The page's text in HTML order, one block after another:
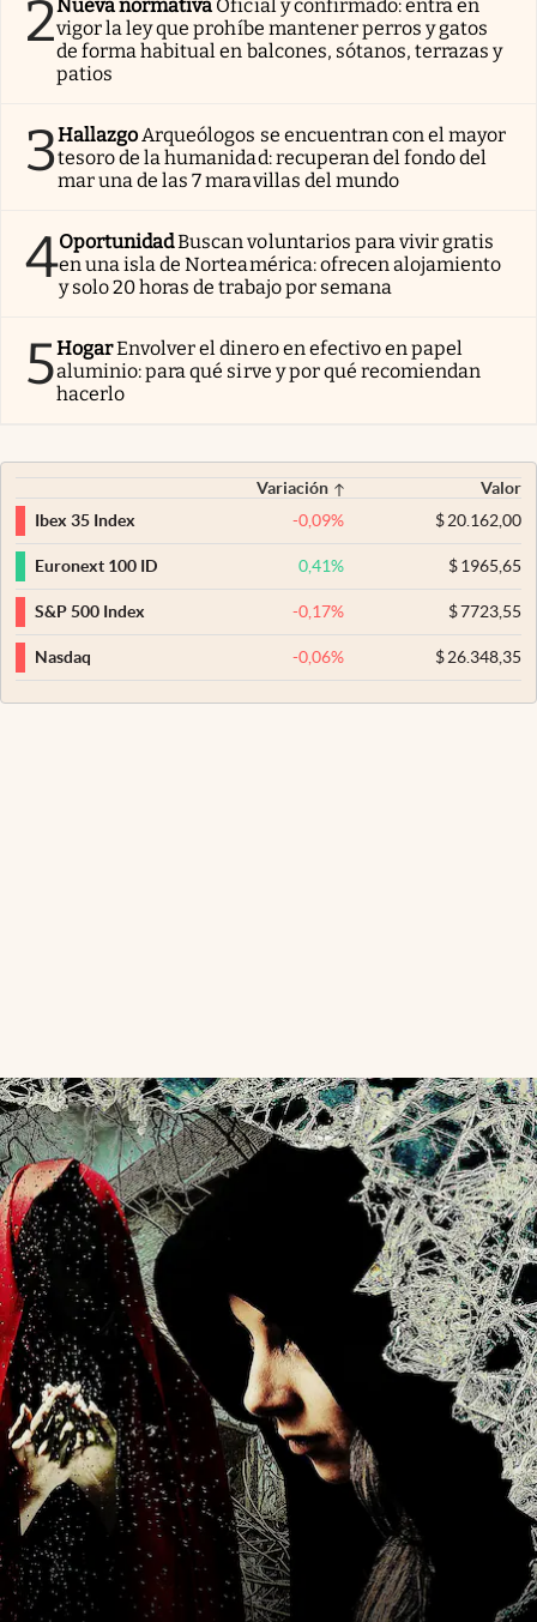
2Nueva normativa Oficial y confirmado: entra en
vigor la ley que prohíbe mantener perros y gatos
de forma habitual en balcones, sótanos, terrazas y
patios
3Hallazgo Arqueólogos se encuentran con el mayor
tesoro de la humanidad: recuperan del fondo del
mar una de las 7 maravillas del mundo
4OportunidadBuscan voluntarios para vivir gratis
en una isla de Norteamérica: ofrecen alojamiento
y solo 20 horas de trabajo por semana
5HogarEnvolver el dinero en efectivo en papel
aluminio: para qué sirve y por qué recomiendan
hacerlo
Variación
Valor
Ibex 35 Index
-0,09% $20.162,00
Euronext 100 ID 0,41% $1965,65
S&P 500 Index -0,17% $7723,55
Nasdaq -0,06% $26.348,35